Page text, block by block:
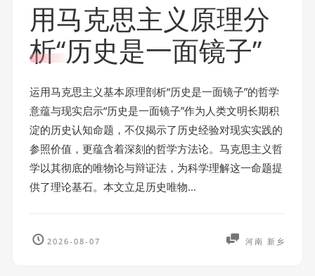
用马克思主义原理分
析“历史是一面镜子”
运用马克思主义基本原理剖析“历史是一面镜子”的哲学
意蕴与现实启示“历史是一面镜子”作为人类文明长期积
淀的历史认知命题，不仅揭示了历史经验对现实实践的
参照价值，更蕴含着深刻的哲学方法论。马克思主义哲
学以其彻底的唯物论与辩证法，为科学理解这一命题提
供了理论基石。本文立足历史唯物...
2026-08-07 河南 新乡